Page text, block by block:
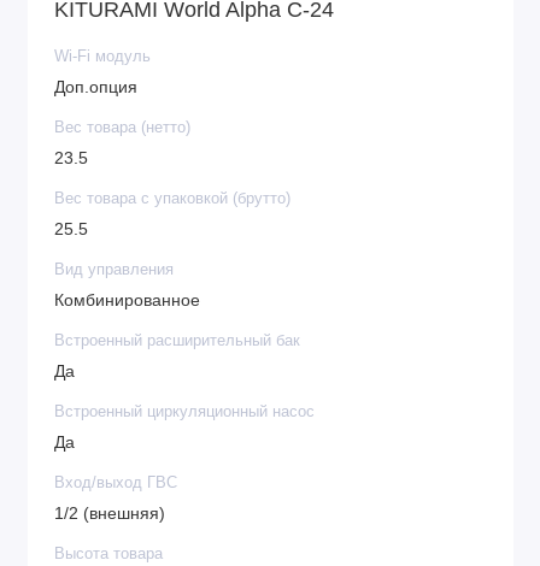
KITURAMI World Alpha C-24
Wi-Fi модуль
Доп.опция
Вес товара (нетто)
23.5
Вес товара с упаковкой (брутто)
25.5
Вид управления
Комбинированное
Встроенный расширительный бак
Да
Встроенный циркуляционный насос
Да
Вход/выход ГВС
1/2 (внешняя)
Высота товара